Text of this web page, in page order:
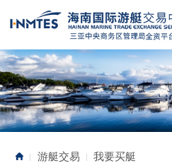
| 游艇交易 | 我要买艇